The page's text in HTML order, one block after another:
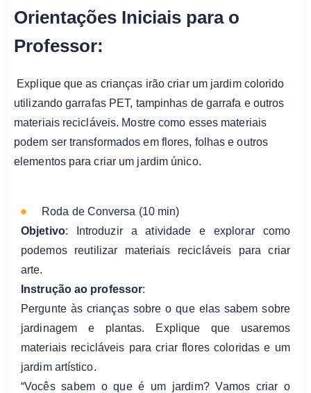
Orientações Iniciais para o
Professor:
Explique que as crianças irão criar um jardim colorido
utilizando garrafas PET, tampinhas de garrafa e outros
materiais recicláveis. Mostre como esses materiais
podem ser transformados em flores, folhas e outros
elementos para criar um jardim único.
Roda de Conversa (10 min)
Objetivo: Introduzir a atividade e explorar como
podemos reutilizar materiais recicláveis para criar
arte.
Instrução ao professor:
Pergunte às crianças sobre o que elas sabem sobre
jardinagem e plantas. Explique que usaremos
materiais recicláveis para criar flores coloridas e um
jardim artístico.
“Vocês sabem o que é um jardim? Vamos criar o